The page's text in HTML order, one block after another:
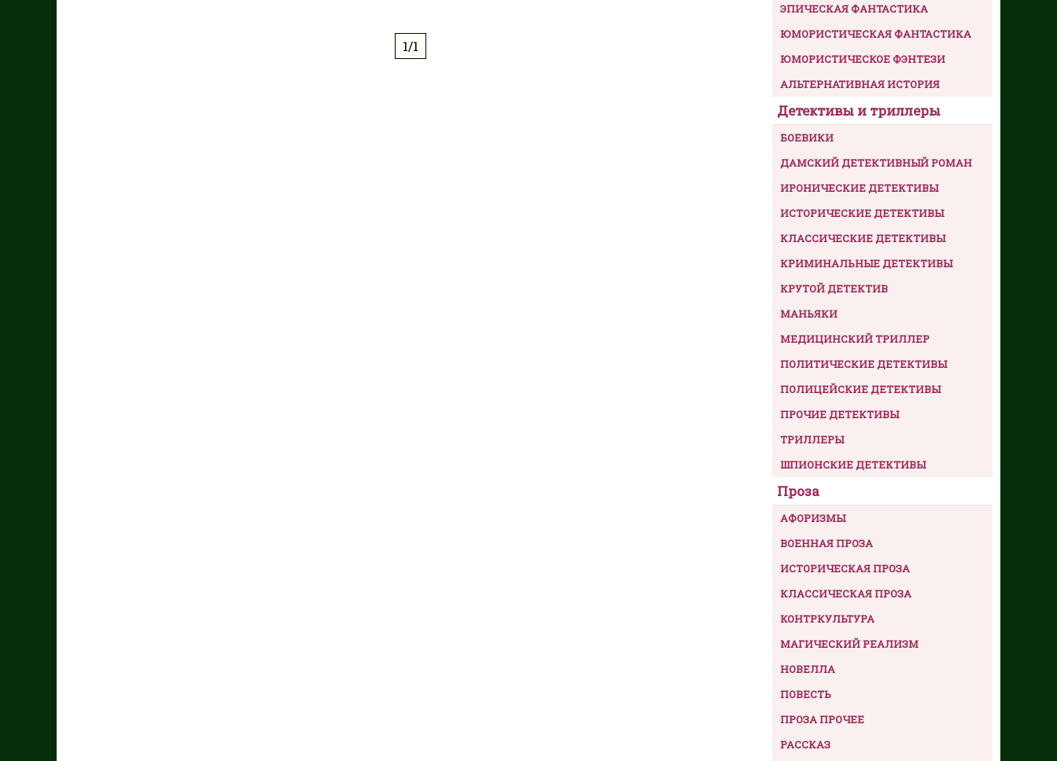
1/1
ЭПИЧЕСКАЯ ФАНТАСТИКА
ЮМОРИСТИЧЕСКАЯ ФАНТАСТИКА
ЮМОРИСТИЧЕСКОЕ ФЭНТЕЗИ
АЛЬТЕРНАТИВНАЯ ИСТОРИЯ
Детективы и триллеры
БОЕВИКИ
ДАМСКИЙ ДЕТЕКТИВНЫЙ РОМАН
ИРОНИЧЕСКИЕ ДЕТЕКТИВЫ
ИСТОРИЧЕСКИЕ ДЕТЕКТИВЫ
КЛАССИЧЕСКИЕ ДЕТЕКТИВЫ
КРИМИНАЛЬНЫЕ ДЕТЕКТИВЫ
КРУТОЙ ДЕТЕКТИВ
МАНЬЯКИ
МЕДИЦИНСКИЙ ТРИЛЛЕР
ПОЛИТИЧЕСКИЕ ДЕТЕКТИВЫ
ПОЛИЦЕЙСКИЕ ДЕТЕКТИВЫ
ПРОЧИЕ ДЕТЕКТИВЫ
ТРИЛЛЕРЫ
ШПИОНСКИЕ ДЕТЕКТИВЫ
Проза
АФОРИЗМЫ
ВОЕННАЯ ПРОЗА
ИСТОРИЧЕСКАЯ ПРОЗА
КЛАССИЧЕСКАЯ ПРОЗА
КОНТРКУЛЬТУРА
МАГИЧЕСКИЙ РЕАЛИЗМ
НОВЕЛЛА
ПОВЕСТЬ
ПРОЗА ПРОЧЕЕ
РАССКАЗ